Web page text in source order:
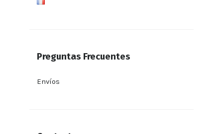
Preguntas Frecuentes
Envíos